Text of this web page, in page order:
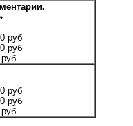
руб
руб
руб
руб